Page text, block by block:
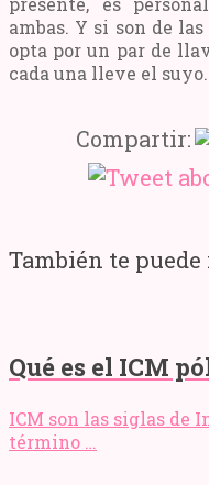
ambas. Y si son de
opta por un par de
cada una lleve el suyo.
Compartir:
También te
Qué es el ICM
ICM son las siglas de
término …